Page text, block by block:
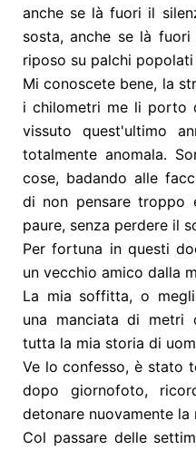
anche se là fuori il
sosta, anche se là
riposo su palchi
Mi conoscete bene, la
i chilometri me li porto
vissuto quest'ultimo
totalmente anomala.
cose, badando alle
di non pensare
paure, senza perdere il
Per fortuna in questi
un vecchio amico dalla
La mia soffitta, o
una manciata di metri
tutta la mia storia di
Ve lo confesso, è stato
dopo giornofoto,
detonare nuovamente
Col passare delle